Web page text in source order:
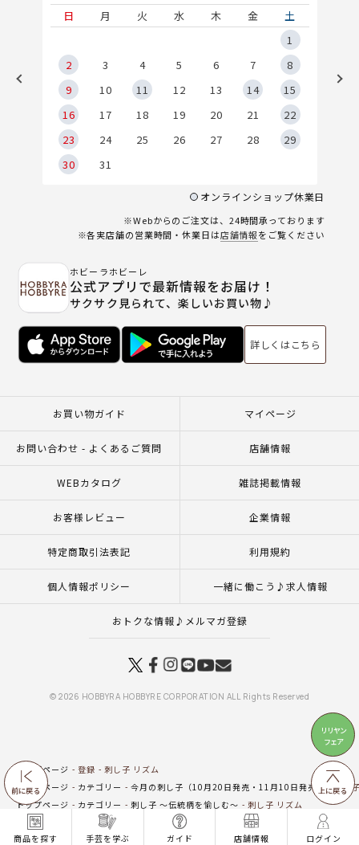
商品を探す 手芸を学ぶ ガイド 店舗情報 ログイン
前に戻る
リリヤン
フェア
上に戻る
日
月 火 水 木 金
土
1
2
3 4 5 6 7
8
9
10 11 12 13 14
15
16
17 18 19 20 21
22
23
24 25 26 27 28
29
30
31
オンラインショップ休業日
※Webからのご注文は、24時間承っております
※各実店舗の営業時間・休業日は店舗情報をご覧ください
ホビーラホビーレ
公式アプリで最新情報をお届け！
サクサク見られて、楽しいお買い物♪
詳しくはこちら
お買い物ガイド マイページ
お問い合わせ - よくあるご質問 店舗情報
WEBカタログ 雑誌掲載情報
お客様レビュー 企業情報
特定商取引法表記 利用規約
個人情報ポリシー 一緒に働こう♪求人情報
おトクな情報♪メルマガ登録
© 2026 HOBBYRA HOBBYRE CORPORATION ALL Rights Reserved
トップページ 登録
刺し子 リズム
トップページ
カテゴリー 今月の刺し子（10月20日発売・11月10日発売） 刺し
トップページ
カテゴリー 刺し子 ～伝統柄を愉しむ～
刺し子 リズム
トップページ
特集一覧 刺し子ふきん・刺し子糸 刺し子（ふきん）
伝統柄の刺
トップページ
新商品 その他一覧 刺し子 リズム